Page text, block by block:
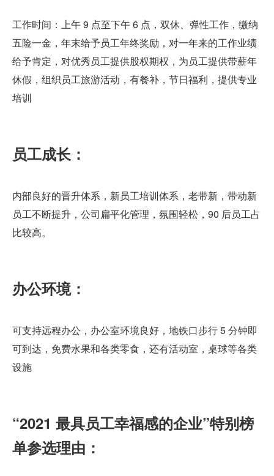
工作时间：上午 9 点至下午 6 点，双休、弹性工作，缴纳
五险一金，年末给予员工年终奖励，对一年来的工作业绩
给予肯定，对优秀员工提供股权期权，为员工提供带薪年
休假，组织员工旅游活动，有餐补，节日福利，提供专业
培训
员工成长：
内部良好的晋升体系，新员工培训体系，老带新，带动新
员工不断提升，公司扁平化管理，氛围轻松，90 后员工占
比较高。
办公环境：
可支持远程办公，办公室环境良好，地铁口步行 5 分钟即
可到达，免费水果和各类零食，还有活动室，桌球等各类
设施
“2021 最具员工幸福感的企业”特别榜
单参选理由：